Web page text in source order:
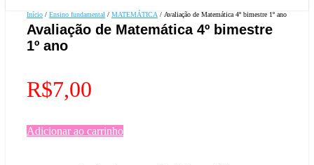
Início / Ensino fundamental / MATEMÁTICA / Avaliação de Matemática 4º bimestre 1º ano
Avaliação de Matemática 4º bimestre
1º ano
R$7,00
Adicionar ao carrinho